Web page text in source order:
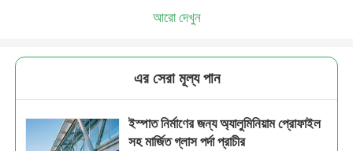
আরো দেখুন
এর সেরা মূল্য পান
ইস্পাত নির্মাণের জন্য অ্যালুমিনিয়াম প্রোফাইল
সহ মার্জিত গ্লাস পর্দা প্রাচীর